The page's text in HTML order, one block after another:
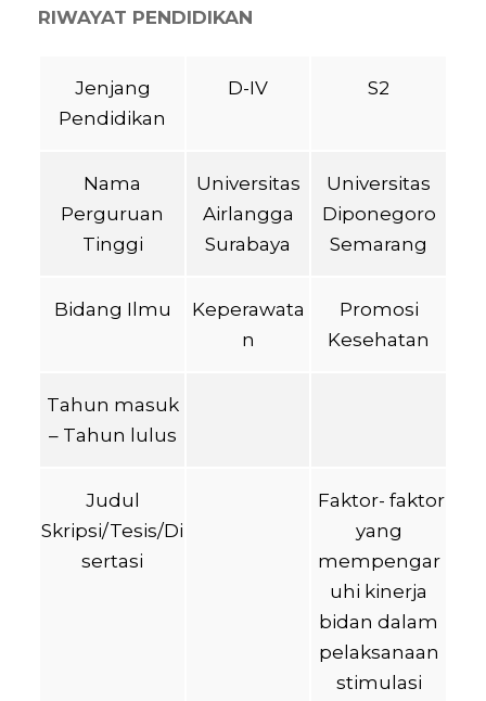
RIWAYAT PENDIDIKAN
Jenjang
Pendidikan
D-IV S2
Nama
Perguruan
Tinggi
Universitas
Airlangga
Surabaya
Universitas
Diponegoro
Semarang
Bidang Ilmu
Keperawata
n
Promosi
Kesehatan
Tahun masuk
– Tahun lulus
Judul
Skripsi/Tesis/Di
sertasi
Faktor- faktor
yang
mempengar
uhi kinerja
bidan dalam
pelaksanaan
stimulasi